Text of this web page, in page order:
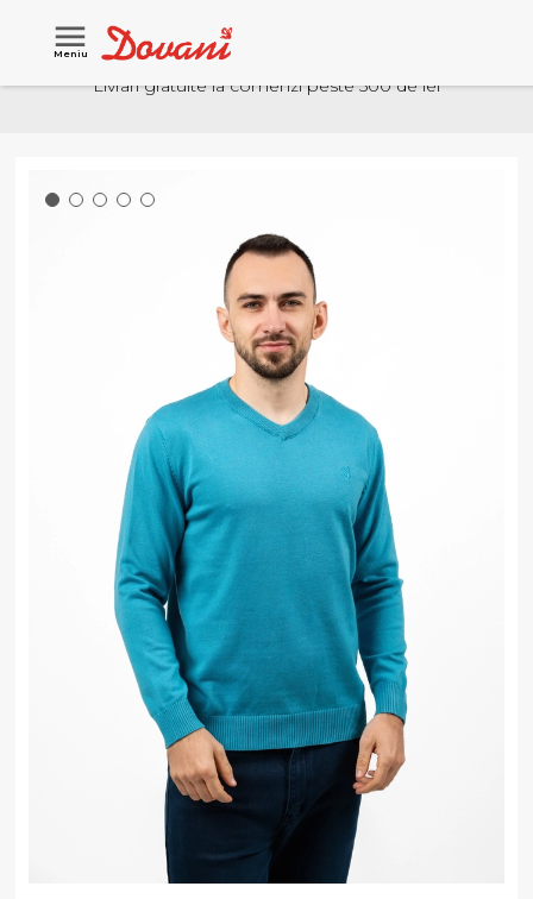
Meniu
Livrari gratuite la comenzi peste 500 de lei